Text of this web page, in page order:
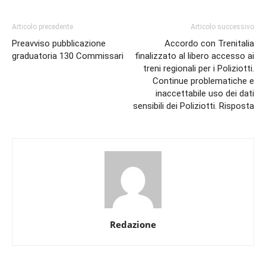
Articolo precedente
Preavviso pubblicazione
graduatoria 130 Commissari
Articolo successivo
Accordo con Trenitalia
finalizzato al libero accesso ai
treni regionali per i Poliziotti.
Continue problematiche e
inaccettabile uso dei dati
sensibili dei Poliziotti. Risposta
Redazione